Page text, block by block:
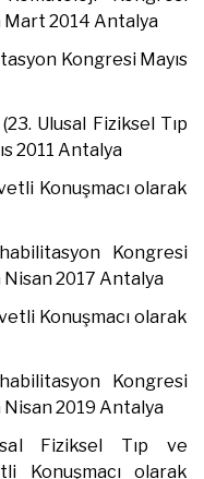
Mart 2014 Antalya
Kongresi Mayıs
Ulusal Fiziksel Tıp
2011 Antalya
Konuşmacı olarak
Kongresi
Nisan 2017 Antalya
Konuşmacı olarak
Kongresi
Nisan 2019 Antalya
Fiziksel Tıp ve
Konuşmacı olarak